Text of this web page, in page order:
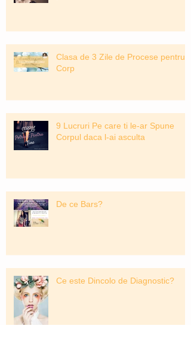
Clasa de 3 Zile de Procese pentru
Corp
9 Lucruri Pe care ti le-ar Spune
Corpul daca l-ai asculta
De ce Bars?
Ce este Dincolo de Diagnostic?